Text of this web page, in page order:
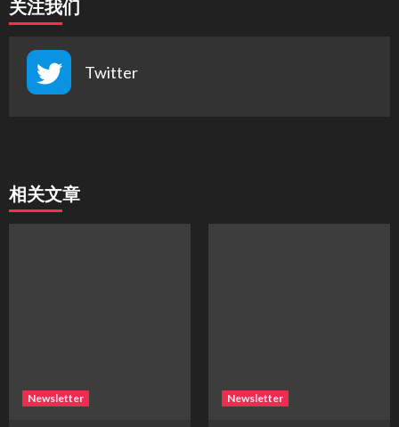
关注我们
Twitter
相关文章
Newsletter Newsletter